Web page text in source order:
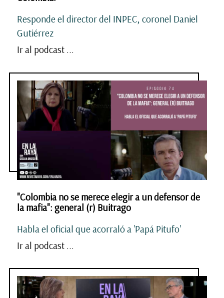
Responde el director del INPEC, coronel Daniel
Gutiérrez
Ir al podcast ...
"Colombia no se merece elegir a un defensor de
la mafia": general (r) Buitrago
Habla el oficial que acorraló a 'Papá Pitufo'
Ir al podcast ...